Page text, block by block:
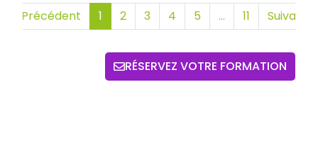
Précédent 1 2 3 4 5 … 11 Suivant
RÉSERVEZ VOTRE FORMATION